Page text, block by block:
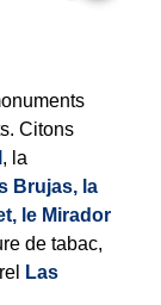
plus En
savoir
de
San
Fernando
Citons
, la
Brujas, la
le Mirador
de tabac,
Las